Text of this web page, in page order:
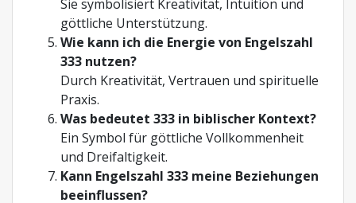
Sie symbolisiert Kreativität, Intuition und
göttliche Unterstützung.
Wie kann ich die Energie von Engelszahl
333 nutzen?
Durch Kreativität, Vertrauen und spirituelle
Praxis.
Was bedeutet 333 in biblischer Kontext?
Ein Symbol für göttliche Vollkommenheit
und Dreifaltigkeit.
Kann Engelszahl 333 meine Beziehungen
beeinflussen?